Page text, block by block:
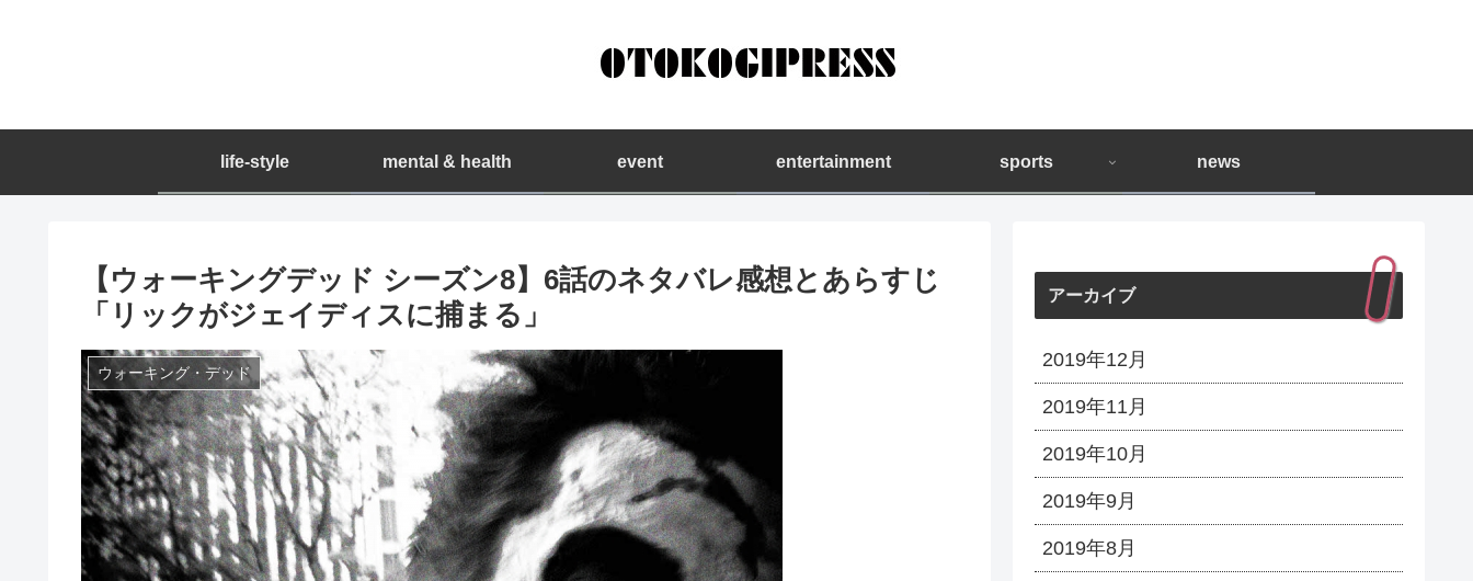
life-style mental & health event entertainment sports news
【ウォーキングデッド シーズン8】6話のネタバレ感想とあらすじ
「リックがジェイディスに捕まる」
ウォーキング・デッド
アーカイブ
2019年12月
2019年11月
2019年10月
2019年9月
2019年8月